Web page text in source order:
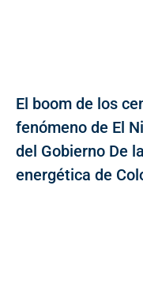
El boom de los
fenómeno de El
del Gobierno De
energética de